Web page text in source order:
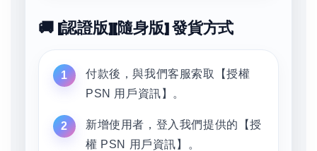
🚚 [認證版][隨身版] 發貨方式
付款後，與我們客服索取【授權
PSN 用戶資訊】。
新增使用者，登入我們提供的【授
權 PSN 用戶資訊】。